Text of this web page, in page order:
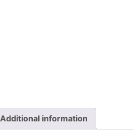
Additional information